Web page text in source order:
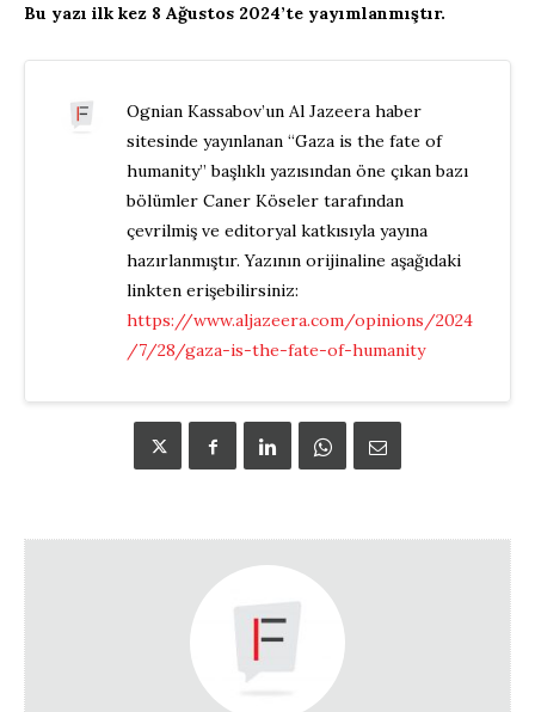
Bu yazı ilk kez 8 Ağustos 2024’te yayımlanmıştır.
Ognian Kassabov’un Al Jazeera haber
sitesinde yayınlanan “Gaza is the fate of
humanity” başlıklı yazısından öne çıkan bazı
bölümler Caner Köseler tarafından
çevrilmiş ve editoryal katkısıyla yayına
hazırlanmıştır. Yazının orijinaline aşağıdaki
linkten erişebilirsiniz:
https://www.aljazeera.com/opinions/2024
/7/28/gaza-is-the-fate-of-humanity